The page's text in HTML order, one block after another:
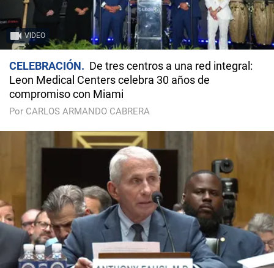
VIDEO
CELEBRACIÓN
De tres centros a una red integral:
Leon Medical Centers celebra 30 años de
compromiso con Miami
Por CARLOS ARMANDO CABRERA